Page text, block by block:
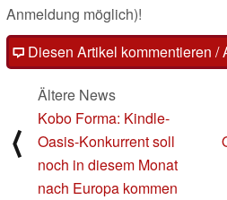
Anmeldung möglich)!
Diesen Artikel kommentieren /
⟨
Ältere News
Kobo Forma: Kindle-
Oasis-Konkurrent soll
noch in diesem Monat
nach Europa kommen